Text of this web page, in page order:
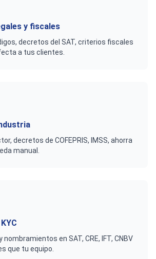
y fiscales
decretos del SAT, criterios fiscales
a tus clientes.
decretos de COFEPRIS, IMSS, ahorra
manual.
nombramientos en SAT, CRE, IFT, CNBV
que tu equipo.